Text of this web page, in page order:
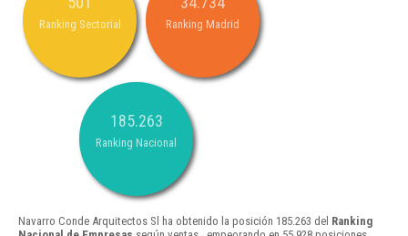
Ranking Sectorial Ranking Madrid
185.263
Ranking Nacional
Navarro Conde Arquitectos Sl ha obtenido la posición 185.263 del Ranking